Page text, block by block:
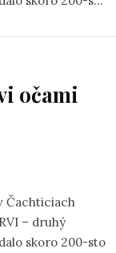
očami
Čachticiach
– druhý
skoro 200-sto